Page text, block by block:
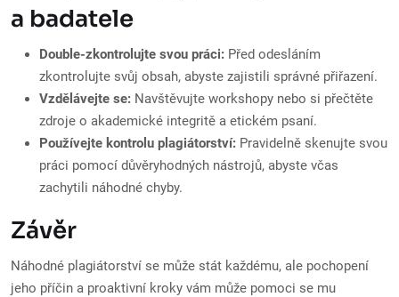
a badatele
Double-zkontrolujte svou práci: Před odesláním
zkontrolujte svůj obsah, abyste zajistili správné přiřazení.
Vzdělávejte se: Navštěvujte workshopy nebo si přečtěte
zdroje o akademické integritě a etickém psaní.
Používejte kontrolu plagiátorství: Pravidelně skenujte svou
práci pomocí důvěryhodných nástrojů, abyste včas
zachytili náhodné chyby.
Závěr
Náhodné plagiátorství se může stát každému, ale pochopení
jeho příčin a proaktivní kroky vám může pomoci se mu